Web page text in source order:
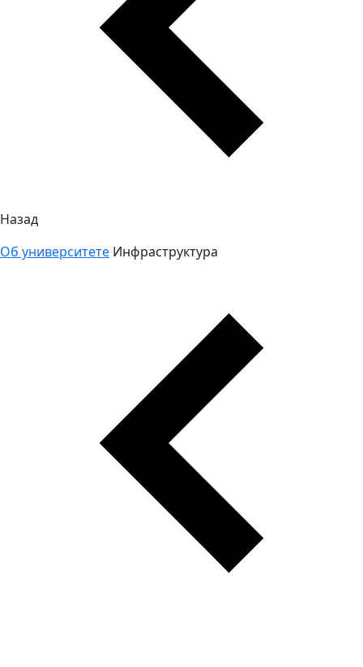
Назад
Об университете Инфраструктура